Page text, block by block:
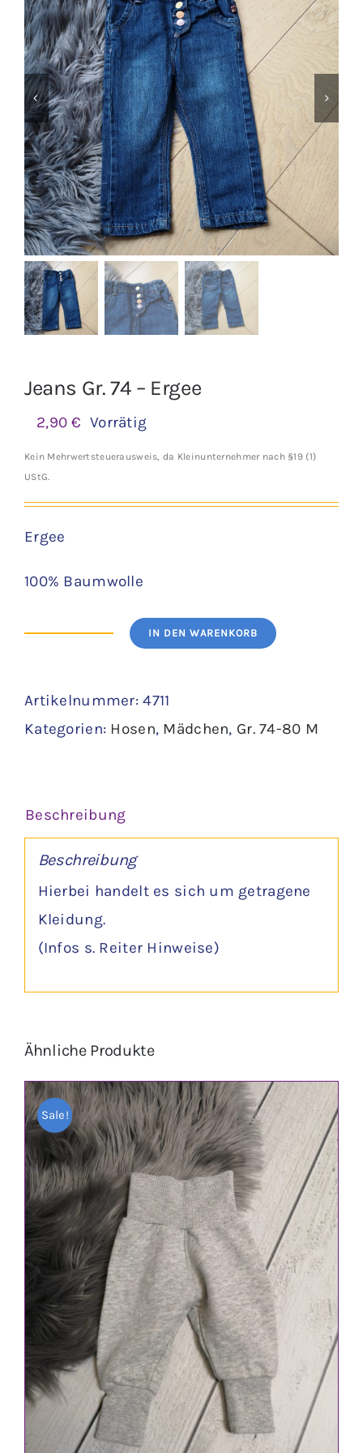
Jungen
Mädchen
Accesoires
Schuhe / Socken
Spielzeug
Babyausstattung
Krims Krams
Jeans Gr. 74 – Ergee
2,90€ Vorrätig
Kein Mehrwertsteuerausweis, da Kleinunternehmer nach §19 (1)
UStG.
Ergee
100% Baumwolle
74
-
IN DEN WARENKORB
Artikelnummer:4711
Kategorien: Hosen, Mädchen, Gr. 74-80 M
Beschreibung
Beschreibung
Hierbei handelt es sich um getragene
Kleidung.
(Infos s. Reiter Hinweise)
Ähnliche Produkte
Sale!